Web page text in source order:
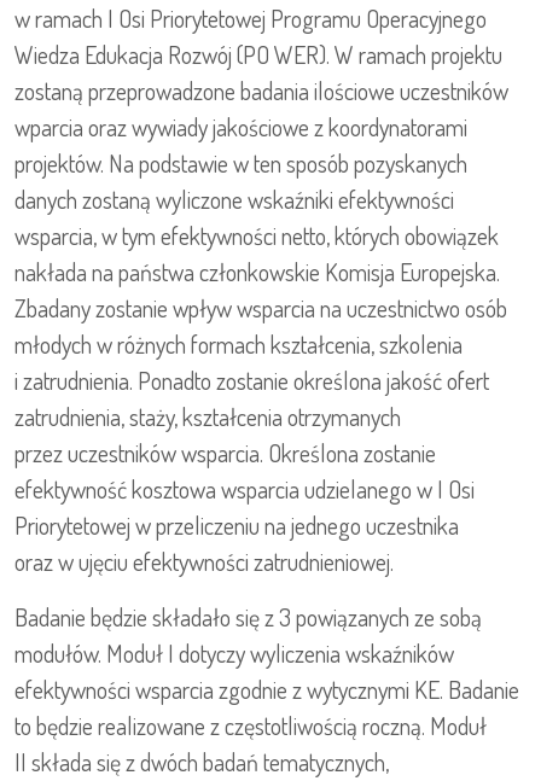
w ramach I Osi Priorytetowej Programu Operacyjnego
Wiedza Edukacja Rozwój (PO WER). W ramach projektu
zostaną przeprowadzone badania ilościowe uczestników
wparcia oraz wywiady jakościowe z koordynatorami
projektów. Na podstawie w ten sposób pozyskanych
danych zostaną wyliczone wskaźniki efektywności
wsparcia, w tym efektywności netto, których obowiązek
nakłada na państwa członkowskie Komisja Europejska.
Zbadany zostanie wpływ wsparcia na uczestnictwo osób
młodych w różnych formach kształcenia, szkolenia
i zatrudnienia. Ponadto zostanie określona jakość ofert
zatrudnienia, staży, kształcenia otrzymanych
przez uczestników wsparcia. Określona zostanie
efektywność kosztowa wsparcia udzielanego w I Osi
Priorytetowej w przeliczeniu na jednego uczestnika
oraz w ujęciu efektywności zatrudnieniowej.
Badanie będzie składało się z 3 powiązanych ze sobą
modułów. Moduł I dotyczy wyliczenia wskaźników
efektywności wsparcia zgodnie z wytycznymi KE. Badanie
to będzie realizowane z częstotliwością roczną. Moduł
II składa się z dwóch badań tematycznych,